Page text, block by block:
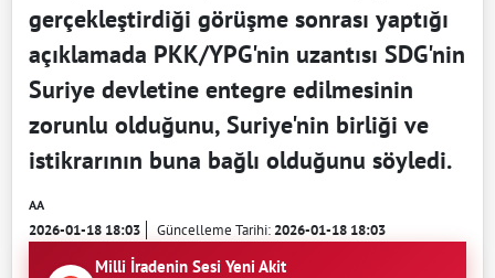
gerçekleştirdiği görüşme sonrası yaptığı
açıklamada PKK/YPG'nin uzantısı SDG'nin
Suriye devletine entegre edilmesinin
zorunlu olduğunu, Suriye'nin birliği ve
istikrarının buna bağlı olduğunu söyledi.
AA
2026-01-18 18:03 Güncelleme Tarihi:2026-01-18 18:03
Milli İradenin Sesi Yeni Akit